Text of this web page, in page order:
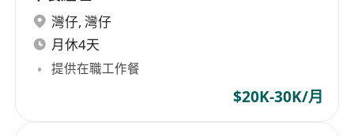
灣仔, 灣仔
月休4天
提供在職工作餐
$20K-30K/月